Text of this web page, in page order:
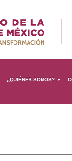
¿QUIÉNES SOMOS?